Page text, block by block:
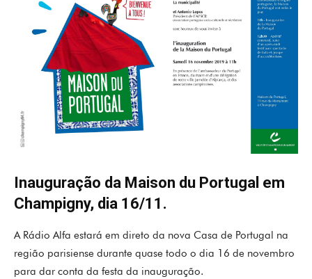
Inauguração da Maison du Portugal em
Champigny, dia 16/11.
A Rádio Alfa estará em direto da nova Casa de Portugal na
região parisiense durante quase todo o dia 16 de novembro
para dar conta da festa da inauguração.